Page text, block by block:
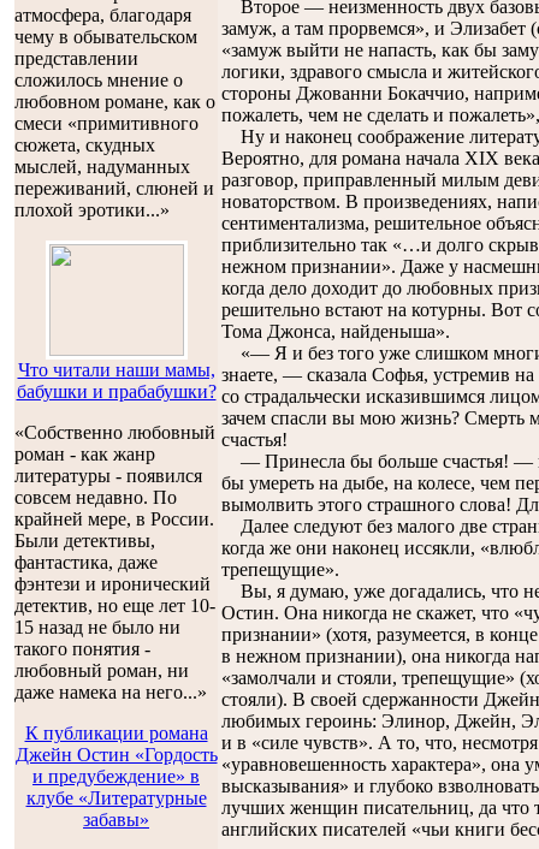
атмосфера, благодаря
чему в обывательском
представлении
сложилось мнение о
любовном романе, как о
смеси «примитивного
сюжета, скудных
мыслей, надуманных
переживаний, слюней и
плохой эротики...»
Что читали наши мамы,
бабушки и прабабушки?
«Собственно любовный
роман - как жанр
литературы - появился
совсем недавно. По
крайней мере, в России.
Были детективы,
фантастика, даже
фэнтези и иронический
детектив, но еще лет 10-
15 назад не было ни
такого понятия -
любовный роман, ни
даже намека на него...»
К публикации романа
Джейн Остин «Гордость
и предубеждение» в
клубе «Литературные
забавы»
Второе — неизменность двух
замуж, а там прорвемся», и
«замуж выйти не напасть, как бы
логики, здравого смысла и
стороны Джованни Бокаччио,
пожалеть, чем не сделать и
Ну и наконец соображение
Вероятно, для романа начала XIX
разговор, приправленный милым
новаторством. В произведениях,
сентиментализма, решительное
приблизительно так «…и долго
нежном признании». Даже у
когда дело доходит до любовных
решительно встают на котурны. Вот
Тома Джонса, найденыша».
«— Я и без того уже слишком
знаете, — сказала Софья, устремив
со страдальчески исказившимся
зачем спасли вы мою жизнь? Смерть
счастья!
— Принесла бы больше счастья! —
бы умереть на дыбе, на колесе, чем
вымолвить этого страшного слова!
Далее следуют без малого две
когда же они наконец иссякли,
трепещущие».
Вы, я думаю, уже догадались, что
Остин. Она никогда не скажет, что
признании» (хотя, разумеется, в
в нежном признании), она никогда
«замолчали и стояли, трепещущие»
стояли). В своей сдержанности
любимых героинь: Элинор, Джейн,
и в «силе чувств». А то, что,
«уравновешенность характера», она
высказывания» и глубоко
лучших женщин писательниц, да
английских писателей «чьи книги